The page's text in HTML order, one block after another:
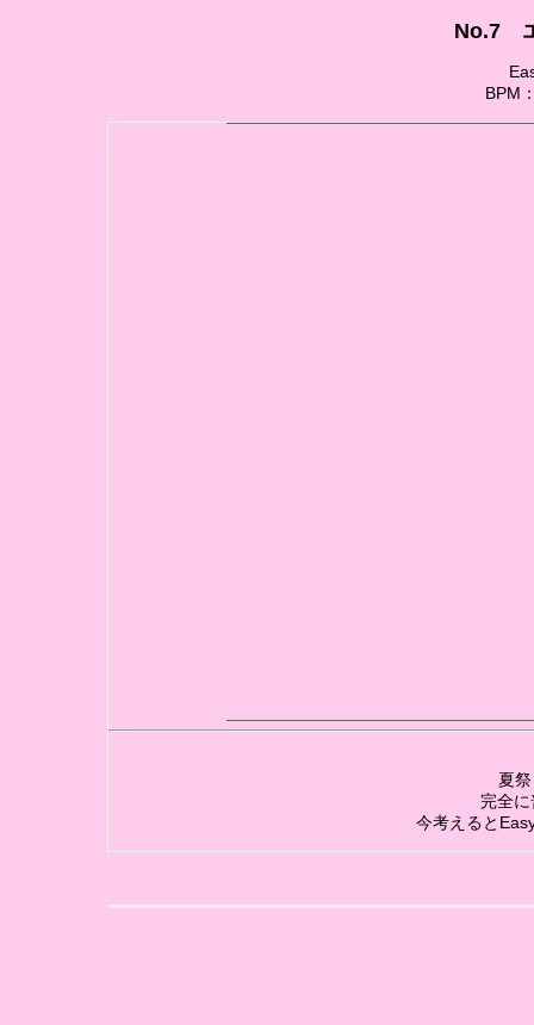
No.7
BPM
夏
完全
今考えると